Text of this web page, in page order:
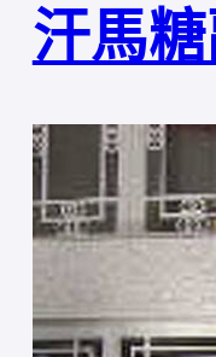
汗馬